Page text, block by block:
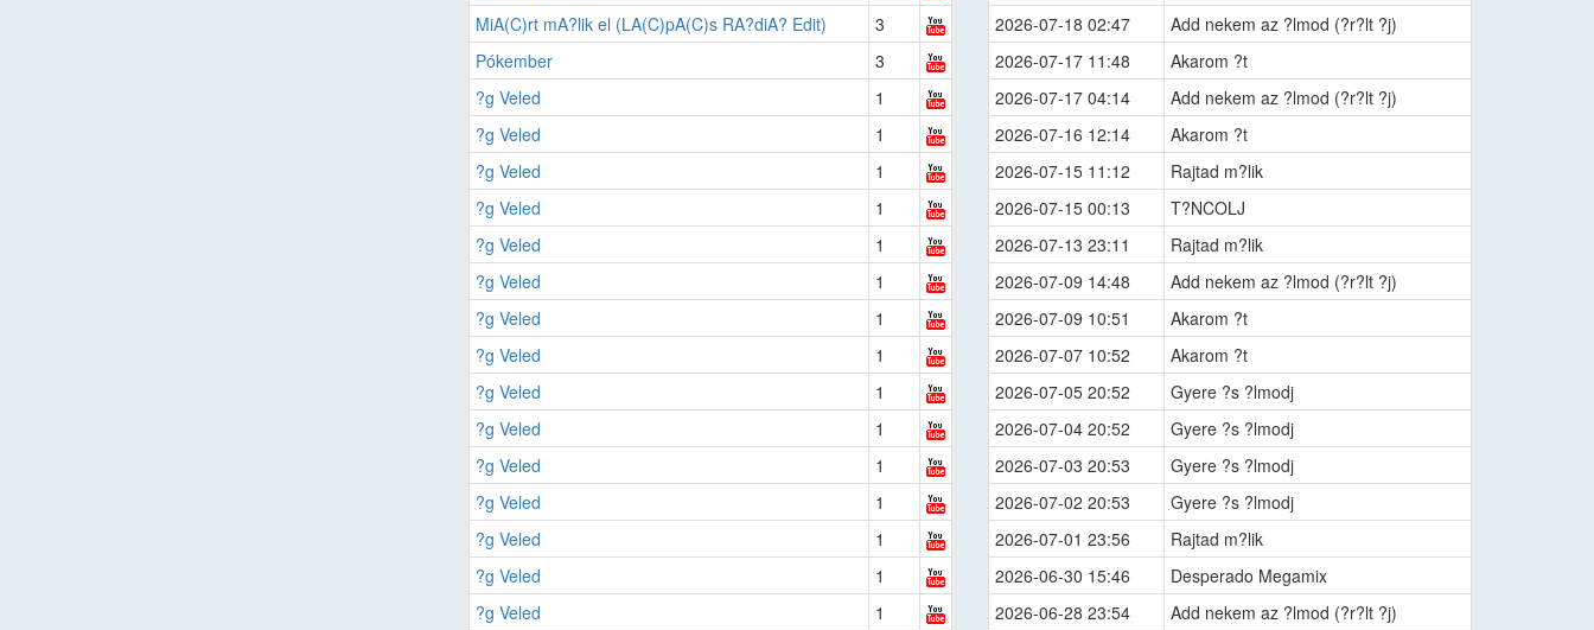
MiA(C)rt mA?lik el (LA(C)pA(C)s RA?diA? Edit)
3
Pókember
3
?g Veled
1
?g Veled
1
?g Veled
1
?g Veled
1
?g Veled
1
?g Veled
1
?g Veled
1
?g Veled
1
?g Veled
1
?g Veled
1
?g Veled
1
?g Veled
1
?g Veled
1
?g Veled
1
?g Veled
1
2026-07-18 02:47
Add nekem az ?lmod (?r?lt ?j)
2026-07-17 11:48
Akarom ?t
2026-07-17 04:14
Add nekem az ?lmod (?r?lt ?j)
2026-07-16 12:14
Akarom ?t
2026-07-15 11:12
Rajtad m?lik
2026-07-15 00:13
T?NCOLJ
2026-07-13 23:11
Rajtad m?lik
2026-07-09 14:48
Add nekem az ?lmod (?r?lt ?j)
2026-07-09 10:51
Akarom ?t
2026-07-07 10:52
Akarom ?t
2026-07-05 20:52
Gyere ?s ?lmodj
2026-07-04 20:52
Gyere ?s ?lmodj
2026-07-03 20:53
Gyere ?s ?lmodj
2026-07-02 20:53
Gyere ?s ?lmodj
2026-07-01 23:56
Rajtad m?lik
2026-06-30 15:46
Desperado Megamix
2026-06-28 23:54
Add nekem az ?lmod (?r?lt ?j)